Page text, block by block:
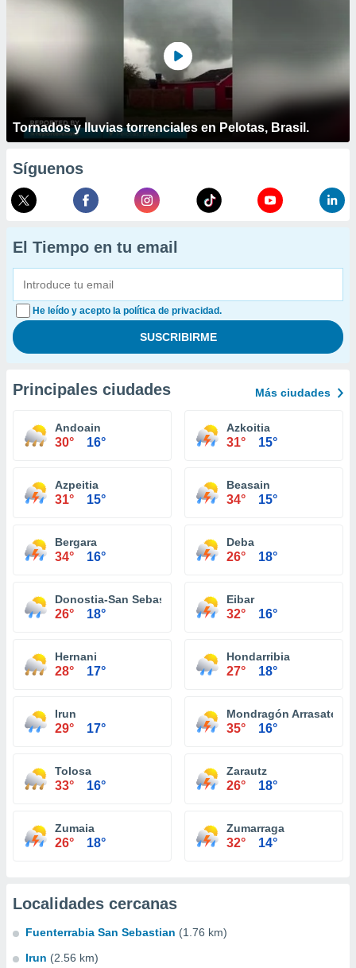
Tornados y lluvias torrenciales en Pelotas, Brasil.
Síguenos
El Tiempo en tu email
He leído y acepto la política de privacidad.
Principales ciudades Más ciudades
Andoain
30° 16°
Azkoitia
31° 15°
Azpeitia
31° 15°
Beasain
34° 15°
Bergara
34° 16°
Deba
26° 18°
Donostia-San Sebastián
26° 18°
Eibar
32° 16°
Hernani
28° 17°
Hondarribia
27° 18°
Irun
29° 17°
Mondragón Arrasate
35° 16°
Tolosa
33° 16°
Zarautz
26° 18°
Zumaia
26° 18°
Zumarraga
32° 14°
Localidades cercanas
Fuenterrabia San Sebastian (1.76 km)
Irun (2.56 km)